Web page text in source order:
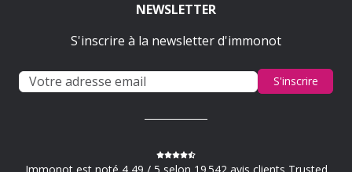
NEWSLETTER
S'inscrire à la newsletter d'immonot
S'inscrire